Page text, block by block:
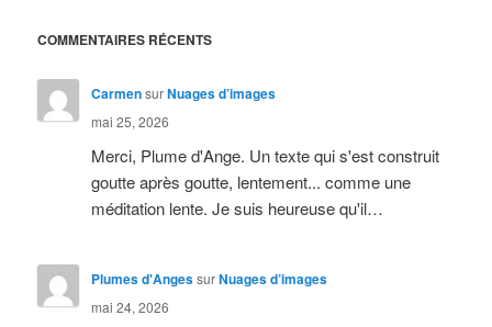
COMMENTAIRES RÉCENTS
CarmensurNuages d’images
mai 25, 2026
Merci, Plume d'Ange. Un texte qui s'est construit
goutte après goutte, lentement... comme une
méditation lente. Je suis heureuse qu'il…
Plumes d'AngessurNuages d’images
mai 24, 2026